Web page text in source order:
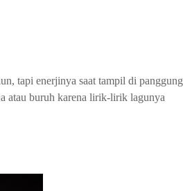
tapi enerjinya saat tampil di panggung
atau buruh karena lirik-lirik lagunya